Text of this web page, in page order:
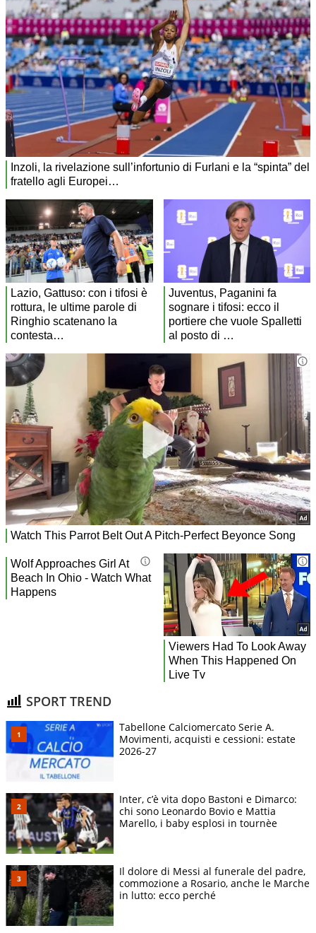
SPORT TREND
Tabellone Calciomercato Serie A.
Movimenti, acquisti e cessioni: estate
2026-27
Inter, c’è vita dopo Bastoni e Dimarco:
chi sono Leonardo Bovio e Mattia
Marello, i baby esplosi in tournèe
Il dolore di Messi al funerale del padre,
commozione a Rosario, anche le Marche
in lutto: ecco perché